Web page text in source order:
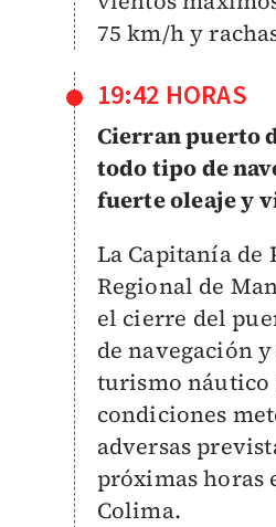
75 km/h y
19:42 HORAS
Cierran puerto
todo tipo de
fuerte oleaje y
La Capitanía de
Regional de
el cierre del
de navegación
turismo náutico
condiciones
adversas
próximas horas
Colima.